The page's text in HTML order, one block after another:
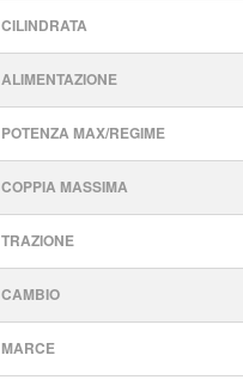
CILINDRATA
ALIMENTAZIONE
POTENZA MAX/REGIME
COPPIA MASSIMA
TRAZIONE
CAMBIO
MARCE